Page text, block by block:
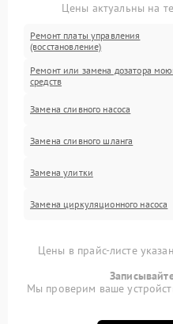
Цены актуальны на
Ремонт платы управления
(восстановление)
Ремонт или замена дозатора
средств
Замена сливного насоса
Замена сливного шланга
Замена улитки
Замена циркуляционного насоса
Цены в прайс-листе
Мы проверим ваше